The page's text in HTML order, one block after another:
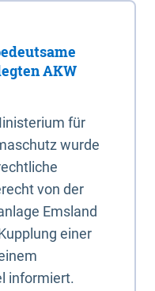
AKW
für
wurde
von der
Emsland
einer
informiert.